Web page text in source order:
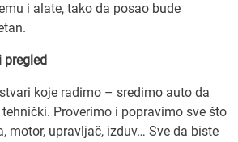
i alate, tako da posao bude
pregled
koje radimo – sredimo auto da
Proverimo i popravimo sve što
motor, upravljač, izduv… Sve da biste